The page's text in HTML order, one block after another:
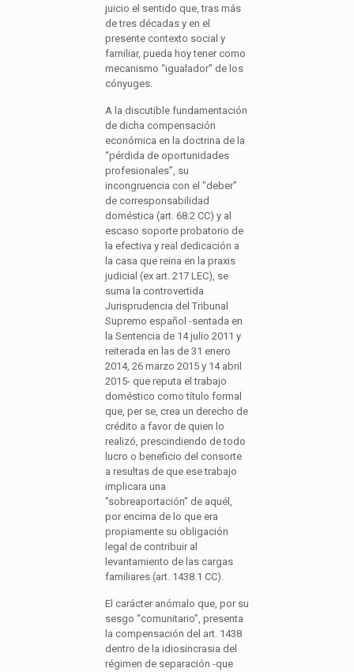
juicio el sentido que, tras más
de tres décadas y en el
presente contexto social y
familiar, pueda hoy tener como
mecanismo “igualador” de los
cónyuges.
A la discutible fundamentación
de dicha compensación
económica en la doctrina de la
“pérdida de oportunidades
profesionales”, su
incongruencia con el "deber"
de corresponsabilidad
doméstica (art. 68.2 CC) y al
escaso soporte probatorio de
la efectiva y real dedicación a
la casa que reina en la praxis
judicial (ex art. 217 LEC), se
suma la controvertida
Jurisprudencia del Tribunal
Supremo español -sentada en
la Sentencia de 14 julio 2011 y
reiterada en las de 31 enero
2014, 26 marzo 2015 y 14 abril
2015- que reputa el trabajo
doméstico como título formal
que, per se, crea un derecho de
crédito a favor de quien lo
realizó, prescindiendo de todo
lucro o beneficio del consorte
a resultas de que ese trabajo
implicara una
"sobreaportación" de aquél,
por encima de lo que era
propiamente su obligación
legal de contribuir al
levantamiento de las cargas
familiares (art. 1438.1 CC).
El carácter anómalo que, por su
sesgo “comunitario”, presenta
la compensación del art. 1438
dentro de la idiosincrasia del
régimen de separación -que